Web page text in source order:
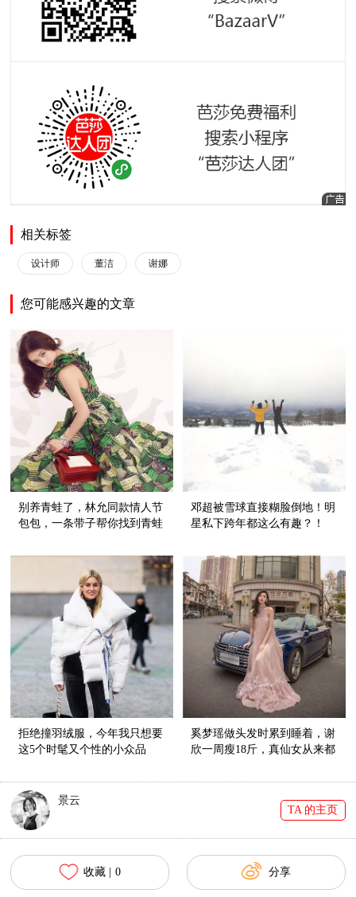
相关标签
设计师 董洁 谢娜
您可能感兴趣的文章
别养青蛙了，林允同款情人节
包包，一条带子帮你找到青蛙
邓超被雪球直接糊脸倒地！明
星私下跨年都这么有趣？！
拒绝撞羽绒服，今年我只想要
这5个时髦又个性的小众品
奚梦瑶做头发时累到睡着，谢
欣一周瘦18斤，真仙女从来都
景云
TA 的主页
收藏 | 0 分享